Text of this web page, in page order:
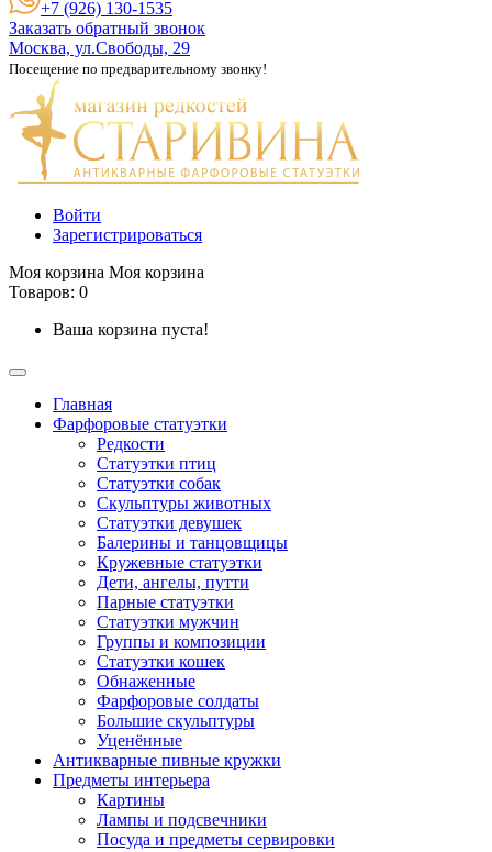
+7 (926) 130-1535
Заказать обратный звонок
Москва, ул.Свободы, 29
Посещение по предварительному звонку!
Войти
Зарегистрироваться
Моя корзина Моя корзина
Товаров: 0
Ваша корзина пуста!
Главная
Фарфоровые статуэтки
Редкости
Cтатуэтки птиц
Cтатуэтки собак
Скульптуры животных
Статуэтки девушек
Балерины и танцовщицы
Кружевные статуэтки
Дети, ангелы, путти
Парные статуэтки
Статуэтки мужчин
Группы и композиции
Статуэтки кошек
Обнаженные
Фарфоровые солдаты
Большие скульптуры
Уценённые
Антикварные пивные кружки
Предметы интерьера
Картины
Лампы и подсвечники
Посуда и предметы сервировки